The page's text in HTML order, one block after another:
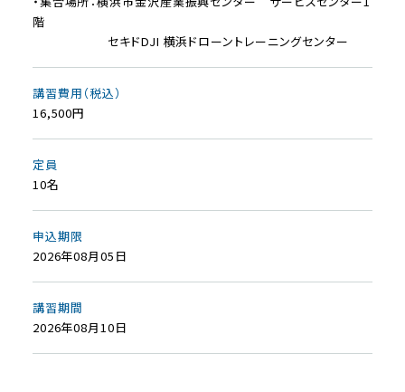
階
セキドDJI 横浜ドローントレーニングセンター
講習費用（税込）
16,500円
定員
10名
申込期限
2026年08月05日
講習期間
2026年08月10日